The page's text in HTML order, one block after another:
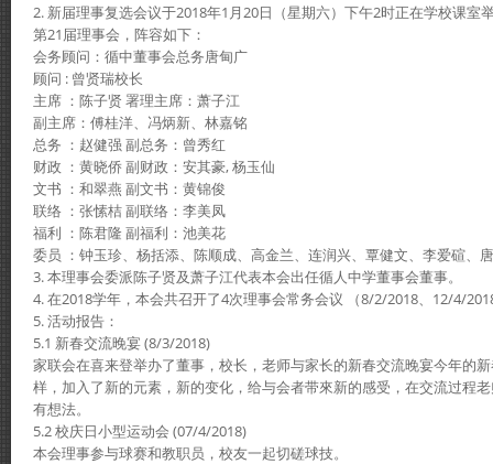
2. 新届理事复选会议于2018年1月20日（星期六）下午2时正在学校课室
第21届理事会，阵容如下：
会务顾问：循中董事会总务唐甸广
顾问 : 曾贤瑞校长
主席 ：陈子贤 署理主席：萧子江
副主席：傅桂洋、冯炳新、林嘉铭
总务 ：赵健强 副总务：曾秀红
财政 ：黄晓侨 副财政：安其豪, 杨玉仙
文书 ：和翠燕 副文书：黄锦俊
联络 ：张愫桔 副联络：李美凤
福利 ：陈君隆 副福利：池美花
委员 ：钟玉珍、杨括添、陈顺成、高金兰、连润兴、覃健文、李爱碹、
3. 本理事会委派陈子贤及萧子江代表本会出任循人中学董事会董事。
4. 在2018学年，本会共召开了4次理事会常务会议 （8/2/2018、12/4/
5. 活动报告：
5.1 新春交流晚宴 (8/3/2018)
家联会在喜来登举办了董事，校长，老师与家长的新春交流晚宴今年的
样，加入了新的元素，新的变化，给与会者带來新的感受，在交流过程
有想法。
5.2 校庆日小型运动会 (07/4/2018)
本会理事参与球赛和教职员，校友一起切磋球技。